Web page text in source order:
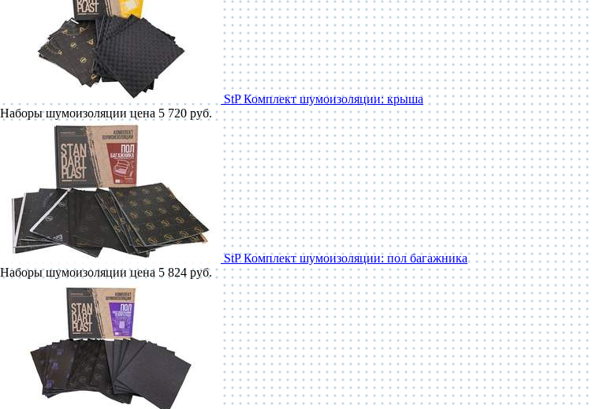
StP Комплект шумоизоляции: крыша
Наборы шумоизоляции цена 5 720 руб.
StP Комплект шумоизоляции: пол багажника
Наборы шумоизоляции цена 5 824 руб.